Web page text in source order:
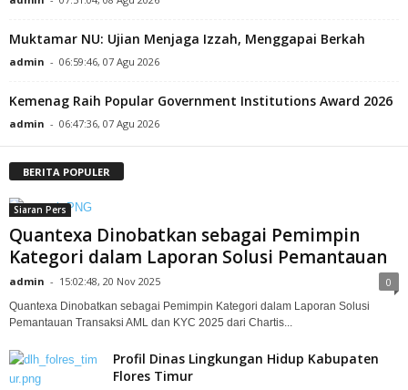
Muktamar NU: Ujian Menjaga Izzah, Menggapai Berkah
admin - 06:59:46, 07 Agu 2026
Kemenag Raih Popular Government Institutions Award 2026
admin - 06:47:36, 07 Agu 2026
BERITA POPULER
Siaran Pers
Quantexa Dinobatkan sebagai Pemimpin
Kategori dalam Laporan Solusi Pemantauan
admin - 15:02:48, 20 Nov 2025 0
Quantexa Dinobatkan sebagai Pemimpin Kategori dalam Laporan Solusi
Pemantauan Transaksi AML dan KYC 2025 dari Chartis...
Profil Dinas Lingkungan Hidup Kabupaten
Flores Timur